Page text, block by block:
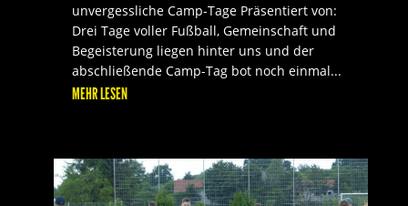
unvergessliche Camp-Tage Präsentiert von:
Drei Tage voller Fußball, Gemeinschaft und
Begeisterung liegen hinter uns und der
abschließende Camp-Tag bot noch einmal...
MEHR LESEN